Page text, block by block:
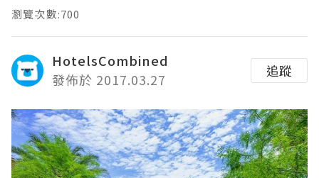
瀏覽次數:700
HotelsCombined
發佈於 2017.03.27
追蹤